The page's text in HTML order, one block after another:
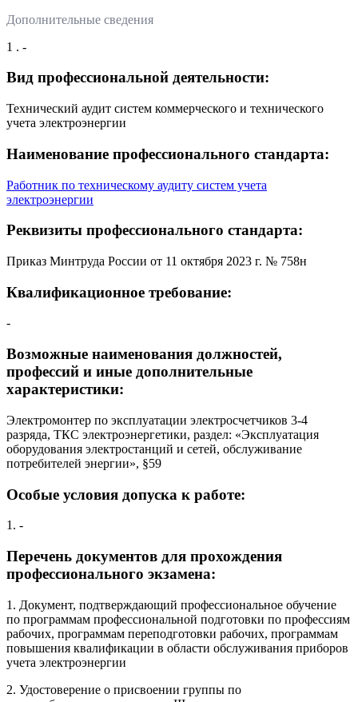
Дополнительные сведения
1 . -
Вид профессиональной деятельности:
Технический аудит систем коммерческого и технического
учета электроэнергии
Наименование профессионального стандарта:
Работник по техническому аудиту систем учета
электроэнергии
Реквизиты профессионального стандарта:
Приказ Минтруда России от 11 октября 2023 г. № 758н
Квалификационное требование:
-
Возможные наименования должностей,
профессий и иные дополнительные
характеристики:
Электромонтер по эксплуатации электросчетчиков 3-4
разряда, ТКС электроэнергетики, раздел: «Эксплуатация
оборудования электростанций и сетей, обслуживание
потребителей энергии», §59
Особые условия допуска к работе:
1. -
Перечень документов для прохождения
профессионального экзамена:
1. Документ, подтверждающий профессиональное обучение
по программам профессиональной подготовки по профессиям
рабочих, программам переподготовки рабочих, программам
повышения квалификации в области обслуживания приборов
учета электроэнергии
2. Удостоверение о присвоении группы по